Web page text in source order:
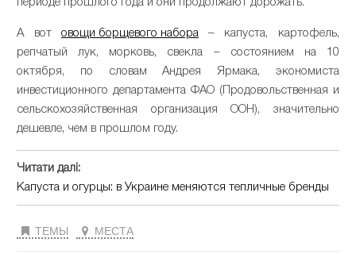
периоде прошлого года и они продолжают дорожать.
А вот овощи борщевого набора– капуста, картофель,
репчатый лук, морковь, свекла – состоянием на 10
октября, по словам Андрея Ярмака, экономиста
инвестиционного департамента ФАО (Продовольственная и
сельскохозяйственная организация ООН), значительно
дешевле, чем в прошлом году.
Читати далі:
Капуста и огурцы: в Украине меняются тепличные бренды
ТЕМЫ МЕСТА